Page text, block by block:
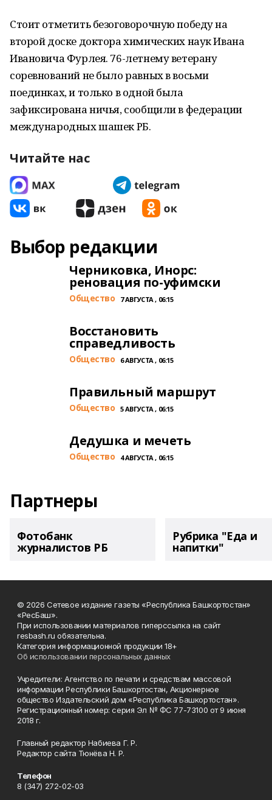
Стоит отметить безоговорочную победу на
второй доске доктора химических наук Ивана
Ивановича Фурлея. 76-летнему ветерану
соревнований не было равных в восьми
поединках, и только в одной была
зафиксирована ничья, сообщили в федерации
международных шашек РБ.
Читайте нас
Выбор редакции
Черниковка, Инорс:
реновация по-уфимски
Общество 7 АВГУСТА , 06:15
Восстановить
справедливость
Общество 6 АВГУСТА , 06:15
Правильный маршрут
Общество 5 АВГУСТА , 06:15
Дедушка и мечеть
Общество 4 АВГУСТА , 06:15
Партнеры
Фотобанк
журналистов РБ
Рубрика "Еда и
напитки"
© 2026 Сетевое издание газеты «Республика Башкортостан»
«РесБаш».
При использовании материалов гиперссылка на сайт
resbash.ru обязательна.
Категория информационной продукции 18+
Об использовании персональных данных
Учредители: Агентство по печати и средствам массовой
информации Республики Башкортостан, Акционерное
общество Издательский дом «Республика Башкортостан».
Регистрационный номер: серия Эл № ФС 77-73100 от 9 июня
2018 г.
Главный редактор Набиева Г. Р.
Редактор сайта Тюнёва Н. Р.
Телефон
8 (347) 272-02-03